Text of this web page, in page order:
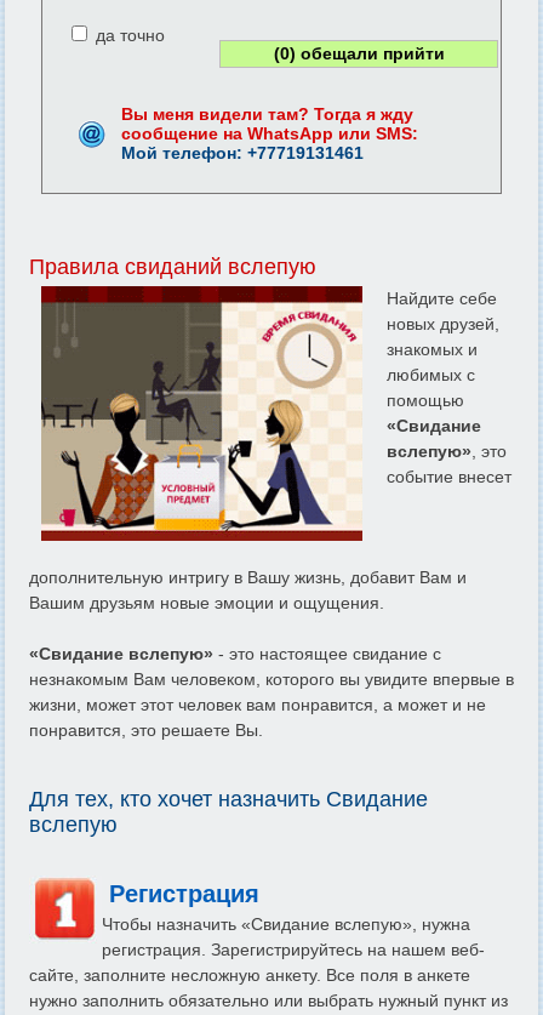
да точно
(0) обещали прийти
Вы меня видели там? Тогда я жду
сообщение на WhatsApp или SMS:
Мой телефон: +77719131461
Правила свиданий вслепую
Найдите себе
новых друзей,
знакомых и
любимых с
помощью
«Свидание
вслепую» , это
событие внесет
дополнительную интригу в Вашу жизнь, добавит Вам и
Вашим друзьям новые эмоции и ощущения.
«Свидание вслепую» - это настоящее свидание с
незнакомым Вам человеком, которого вы увидите впервые в
жизни, может этот человек вам понравится, а может и не
понравится, это решаете Вы.
Для тех, кто хочет назначить Свидание
вслепую
Регистрация
Чтобы назначить «Свидание вслепую», нужна
регистрация. Зарегистрируйтесь на нашем веб-
сайте, заполните несложную анкету. Все поля в анкете
нужно заполнить обязательно или выбрать нужный пункт из